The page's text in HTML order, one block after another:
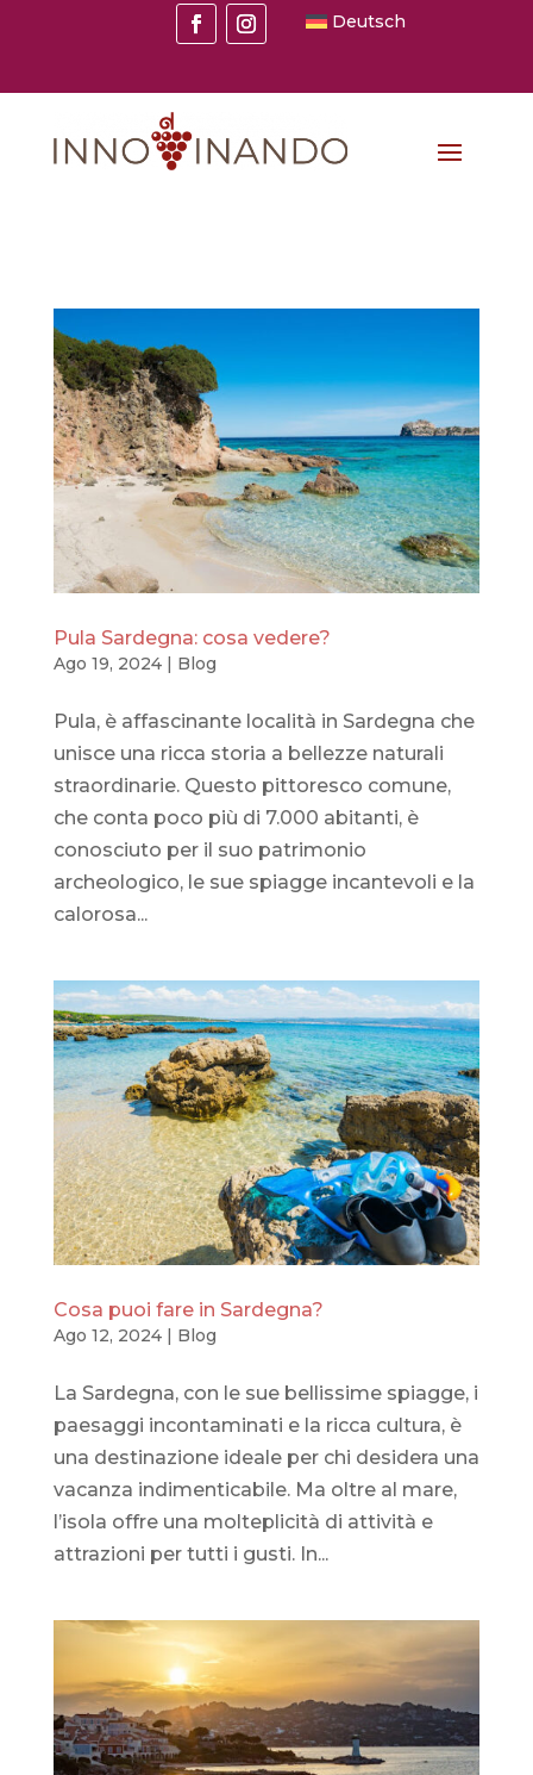
Deutsch
Pula Sardegna: cosa vedere?
Ago 19, 2024| Blog
Pula, è affascinante località in Sardegna che
unisce una ricca storia a bellezze naturali
straordinarie. Questo pittoresco comune,
che conta poco più di 7.000 abitanti, è
conosciuto per il suo patrimonio
archeologico, le sue spiagge incantevoli e la
calorosa...
Cosa puoi fare in Sardegna?
Ago 12, 2024| Blog
La Sardegna, con le sue bellissime spiagge, i
paesaggi incontaminati e la ricca cultura, è
una destinazione ideale per chi desidera una
vacanza indimenticabile. Ma oltre al mare,
l’isola offre una molteplicità di attività e
attrazioni per tutti i gusti. In...